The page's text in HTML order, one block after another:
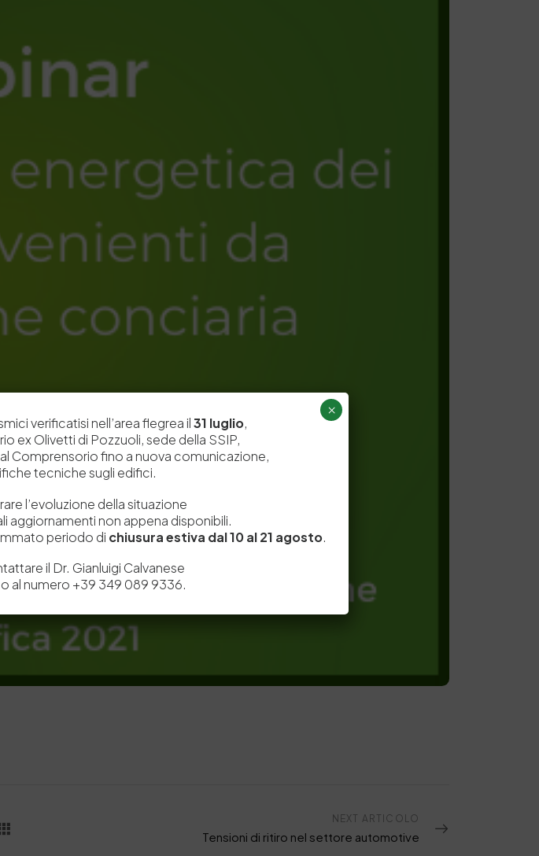
NEXT ARTICOLO
Tensioni di ritiro nel settore automotive
verificatisi nell’area flegrea il31 luglio,
ex Olivetti di Pozzuoli, sede della SSIP,
Comprensorio fino a nuova comunicazione,
tecniche sugli edifici.
l’evoluzione della situazione
aggiornamenti non appena disponibili.
periodo di chiusura estiva dal 10 al 21 agosto.
il Dr. Gianluigi Calvanese
al numero +39 349 089 9336.
×